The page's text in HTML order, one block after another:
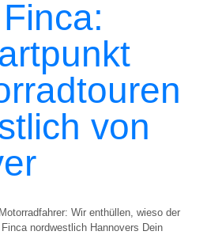
von
Wir enthüllen, wieso der
nordwestlich Hannovers Dein